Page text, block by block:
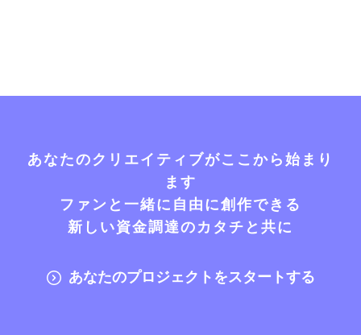
あなたのクリエイティブがここから始まり
ます
ファンと一緒に自由に創作できる
新しい資金調達のカタチと共に
あなたのプロジェクトをスタートする